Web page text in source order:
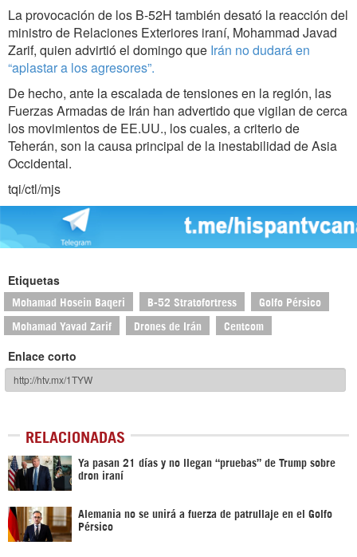
La provocación de los B-52H también desató la reacción del
ministro de Relaciones Exteriores iraní, Mohammad Javad
Zarif, quien advirtió el domingo que Irán no dudará en
“aplastar a los agresores”.
De hecho, ante la escalada de tensiones en la región, las
Fuerzas Armadas de Irán han advertido que vigilan de cerca
los movimientos de EE.UU., los cuales, a criterio de
Teherán, son la causa principal de la inestabilidad de Asia
Occidental.
tqi/ctl/mjs
Etiquetas
Mohamad Hosein Baqeri B-52 Stratofortress Golfo Pérsico
Mohamad Yavad Zarif Drones de Irán Centcom
Enlace corto
RELACIONADAS
Ya pasan 21 días y no llegan “pruebas” de Trump sobre
dron iraní
Alemania no se unirá a fuerza de patrullaje en el Golfo
Pérsico